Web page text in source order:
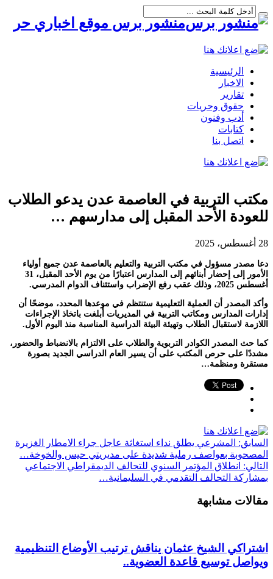
منشور برس موقع اخباري حر
الرئيسية
الاخبار
تقارير
حقوق وحريات
أدب وفنون
كتابات
اتصل بنا
مكتب التربية في العاصمة عدن يدعو الطلاب
للعودة الأحد المقبل إلى مدارسهم …
28 أغسطس، 2025
دعا مصدر مسؤول في مكتب التربية والتعليم بالعاصمة عدن جميع أولياء
الأمور إلى إحضار أبنائهم إلى المدارس اعتبارًا من يوم الأحد المقبل، 31
أغسطس 2025، وذلك عقب رفع الإضراب واستئناف الدوام المدرسي.
وأكد المصدر أن العملية التعليمية ستنتظم في موعدها المحدد، موضحًا أن
إدارات المدارس ومكاتب التربية في المديريات أُبلغت باتخاذ الإجراءات
اللازمة لاستقبال الطلاب وتهيئة البيئة الدراسية المناسبة منذ اليوم الأول.
كما حث المصدر الكوادر التربوية والطلاب على الالتزام بالانضباط والحضور،
مشددًا على حرص المكتب على أن يسير العام الدراسي الجديد بصورة
مستقرة ومنظمة…
السابق: المشرعي يطلق نداء استغاثة عاجل جراء الامطار الغزيرة
المصحوبة بعواصف رملية شديدة على مديريتي حيس والخوخة…
التالي: انطلاق المؤتمر السنوي للتحالف الديمقراطي الاجتماعي
بمشاركة التحالف التقدمي في السليمانية…
مقالات مشابهة
اشتراكي الشيخ عثمان يناقش ترتيب الأوضاع التنظيمية
ويواصل توسيع قاعدة العضوية..